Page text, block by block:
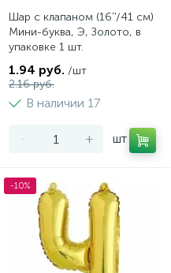
20
наборы для лепки
Шар с клапаном (16''/41 см)
Мини-буква, Э, Золото, в
упаковке 1 шт.
1.94 руб. /шт
2.16 руб.
В наличии 17
- + шт
-10%